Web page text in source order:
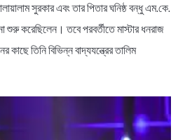
সুরকার এবং তার পিতার ঘনিষ্ঠ বন্ধু এম.কে.
শুরু করেছিলেন। তবে পরবর্তীতে মাস্টার ধনরাজ
কাছে তিনি বিভিন্ন বাদ্যযন্ত্রের তালিম